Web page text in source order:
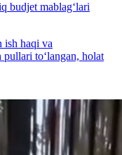
budjet mablag‘lari
ish haqi va
to‘langan, holat